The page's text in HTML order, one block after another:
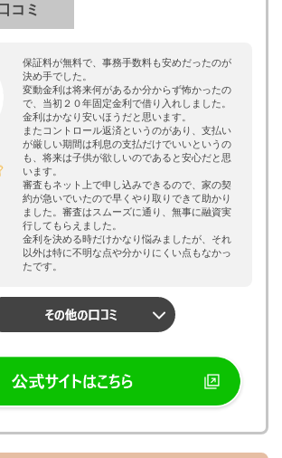
コミ
保証料が無料で、事務手数料も安めだったのが
決め手でした。
変動金利は将来何があるか分からず怖かったの
で、当初２０年固定金利で借り入れしました。
金利はかなり安いほうだと思います。
またコントロール返済というのがあり、支払い
が厳しい期間は利息の支払だけでいいというの
も、将来は子供が欲しいのであると安心だと思
います。
審査もネット上で申し込みできるので、家の契
約が急いでいたので早くやり取りできて助かり
ました。審査はスムーズに通り、無事に融資実
行してもらえました。
金利を決める時だけかなり悩みましたが、それ
以外は特に不明な点や分かりにくい点もなかっ
たです。